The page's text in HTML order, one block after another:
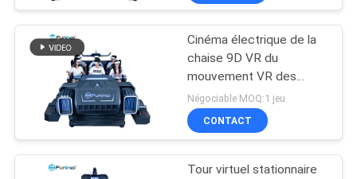
VISITE
L'USINE
CONTRÔLE
VR Racing Simulator
Cinéma électrique de la
chaise 9D VR du
mouvement VR des
sièges 6Dof en métal 6
d'acier
Négociable MOQ:1 jeu
CONTACT
Tour virtuel stationnaire